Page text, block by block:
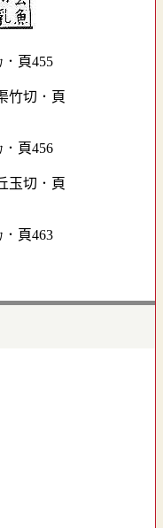
頁455
頁456
頁463